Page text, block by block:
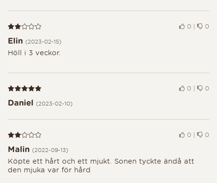
Recension 2 av 5 0 | 0
Elin (2023-02-15)
Höll i 3 veckor.
Recension 5 av 5 0 | 0
Daniel (2023-02-10)
Recension 2 av 5 0 | 0
Malin (2022-09-13)
Köpte ett hårt och ett mjukt. Sonen tyckte ändå att
den mjuka var för hård